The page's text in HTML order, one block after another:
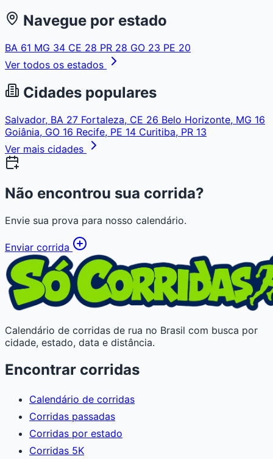
Navegue por estado
BA 61 MG 34 CE 28 PR 28 GO 23 PE 20
Ver todos os estados
Cidades populares
Salvador, BA 27 Fortaleza, CE 26 Belo Horizonte, MG 16
Goiânia, GO 16 Recife, PE 14 Curitiba, PR 13
Ver mais cidades
Não encontrou sua corrida?
Envie sua prova para nosso calendário.
Enviar corrida
Calendário de corridas de rua no Brasil com busca por
cidade, estado, data e distância.
Encontrar corridas
Calendário de corridas
Corridas passadas
Corridas por estado
Corridas 5K